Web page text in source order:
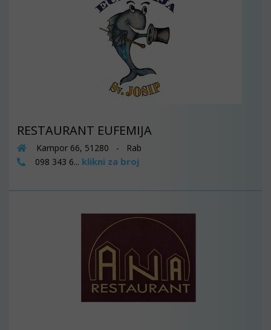
RESTAURANT EUFEMIJA
Kampor 66, 51280 - Rab
098 343 6... klikni za broj